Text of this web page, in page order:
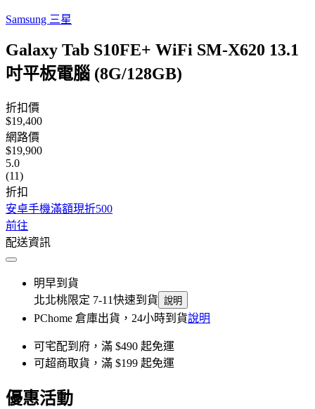
Samsung 三星
Galaxy Tab S10FE+ WiFi SM-X620 13.1
吋平板電腦 (8G/128GB)
折扣價
$19,400
網路價
$19,900
5.0
(11)
折扣
安卓手機滿額現折500
前往
配送資訊
明早到貨
北北桃限定 7-11快速到貨 說明
PChome 倉庫出貨，24小時到貨說明
可宅配到府，滿 $490 起免運
可超商取貨，滿 $199 起免運
優惠活動